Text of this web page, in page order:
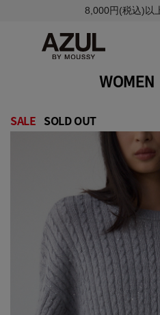
8,000円(税込)以
WOMEN
SALE SOLD OUT